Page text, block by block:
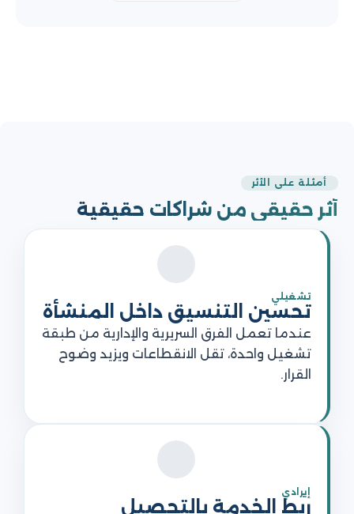
أمثلة على الأثر
أثر حقيقي من شراكات حقيقية
تشغيلي
تحسين التنسيق داخل المنشأة
عندما تعمل الفرق السريرية والإدارية من طبقة
تشغيل واحدة، تقل الانقطاعات ويزيد وضوح
القرار.
إيرادي
ربط الخدمة بالتحصيل